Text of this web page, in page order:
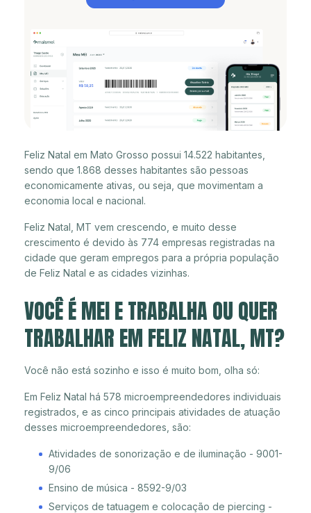
Feliz Natal em Mato Grosso possui 14.522 habitantes,
sendo que 1.868 desses habitantes são pessoas
economicamente ativas, ou seja, que movimentam a
economia local e nacional.
Feliz Natal, MT vem crescendo, e muito desse
crescimento é devido às 774 empresas registradas na
cidade que geram empregos para a própria população
de Feliz Natal e as cidades vizinhas.
VOCÊ É MEI E TRABALHA OU QUER
TRABALHAR EM FELIZ NATAL, MT?
Você não está sozinho e isso é muito bom, olha só:
Em Feliz Natal há 578 microempreendedores individuais
registrados, e as cinco principais atividades de atuação
desses microempreendedores, são:
Atividades de sonorização e de iluminação - 9001-
9/06
Ensino de música - 8592-9/03
Serviços de tatuagem e colocação de piercing -